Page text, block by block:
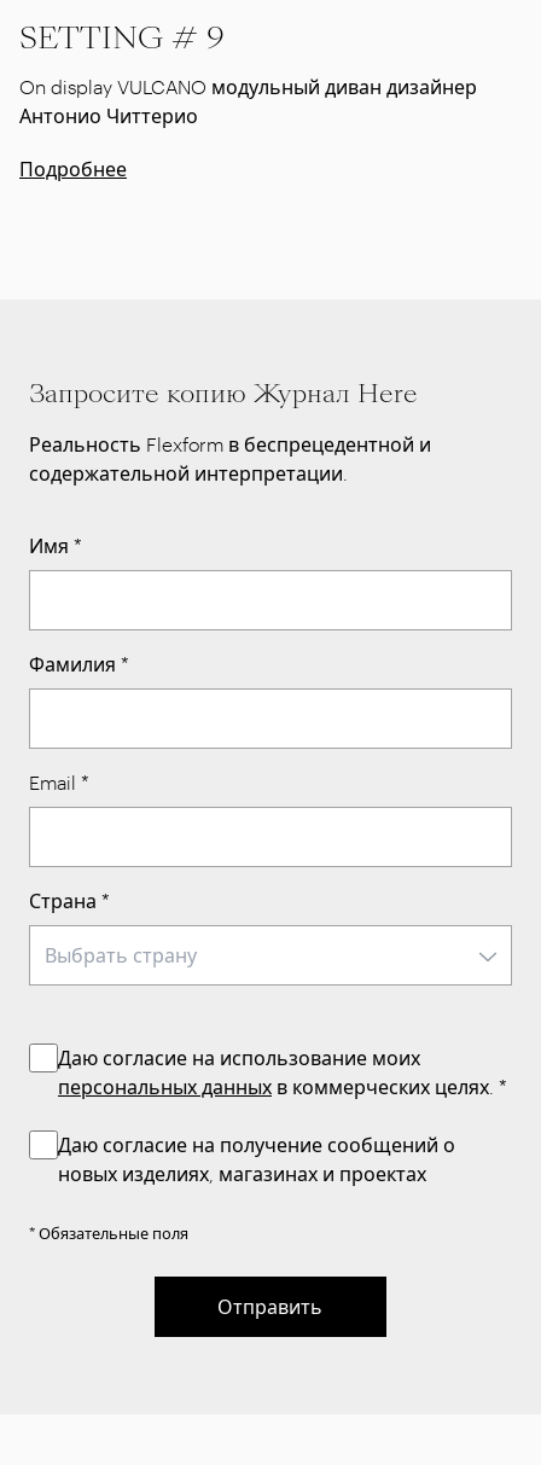
SETTING # 9
On display VULCANO модульный диван дизайнер
Антонио Читтерио
Подробнее
Запросите копию Журнал Here
Реальность Flexform в беспрецедентной и
содержательной интерпретации.
Имя *
Фамилия *
Email *
Страна *
Даю согласие на использование моих
персональных данных в коммерческих целях. *
Даю согласие на получение сообщений о
новых изделиях, магазинах и проектах
* Обязательные поля
Отправить